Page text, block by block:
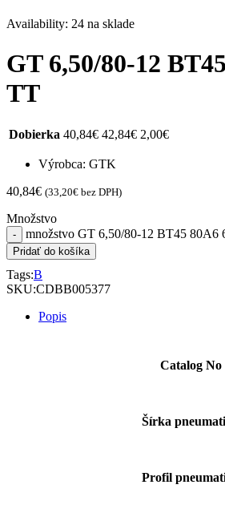
Availability: 24 na sklade
GT 6,50/80-12
TT
Dobierka 40,84€ 42,84€ 2,00€
Výrobca: GTK
40,84€ (33,20€ bez DPH)
Množstvo
množstvo GT 6,50/80-12 BT45 80A6
Pridať do košíka
Tags:B
SKU:CDBB005377
Popis
Catalog No
Šírka
Profil